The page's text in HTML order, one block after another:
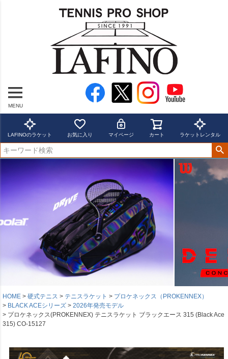
MENU
LAFINOのラケット お気に入り マイページ カート ラケットレンタル
HOME 硬式テニス テニスラケット
プロケネックス（PROKENNEX）
BLACK ACEシリーズ
2026年発売モデル
プロケネックス(PROKENNEX) テニスラケット ブラックエース 315 (Black Ace
315) CO-15127